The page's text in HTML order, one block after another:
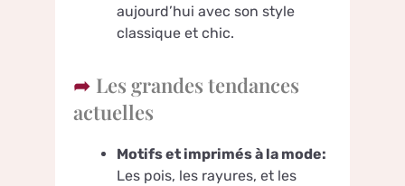
aujourd’hui avec son style
classique et chic.
Les grandes tendances
actuelles
Motifs et imprimés à la mode:
Les pois, les rayures, et les